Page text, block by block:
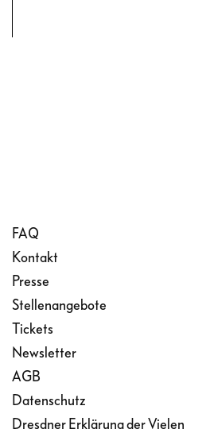
FAQ
Kontakt
Presse
Stellenangebote
Tickets
Newsletter
AGB
Datenschutz
Dresdner Erklärung der Vielen